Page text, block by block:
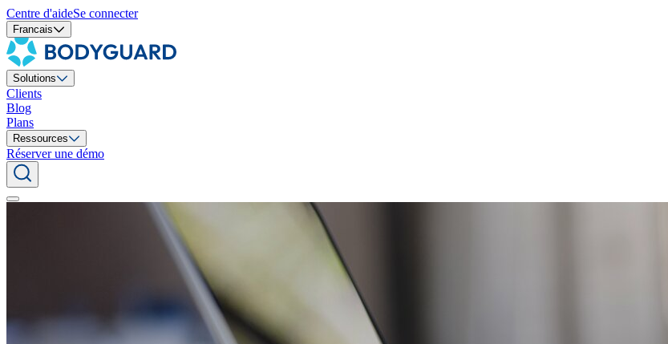
Centre d'aideSe connecter
Francais
Solutions
Clients
Blog
Plans
Ressources
Réserver une démo